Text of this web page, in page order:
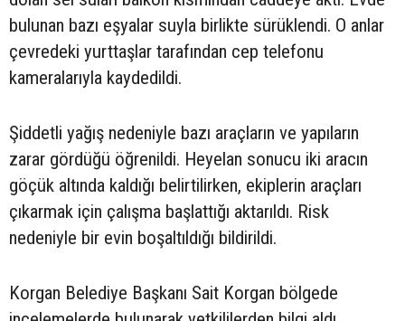
bulunan bazı eşyalar suyla birlikte sürüklendi. O anlar
çevredeki yurttaşlar tarafından cep telefonu
kameralarıyla kaydedildi.
Şiddetli yağış nedeniyle bazı araçların ve yapıların
zarar gördüğü öğrenildi. Heyelan sonucu iki aracın
göçük altında kaldığı belirtilirken, ekiplerin araçları
çıkarmak için çalışma başlattığı aktarıldı. Risk
nedeniyle bir evin boşaltıldığı bildirildi.
Korgan Belediye Başkanı Sait Korgan bölgede